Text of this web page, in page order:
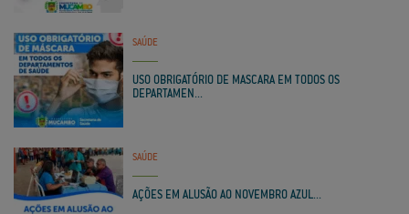
SAÚDE
USO OBRIGATÓRIO DE MASCARA EM TODOS OS
DEPARTAMEN...
SAÚDE
AÇÕES EM ALUSÃO AO NOVEMBRO AZUL...